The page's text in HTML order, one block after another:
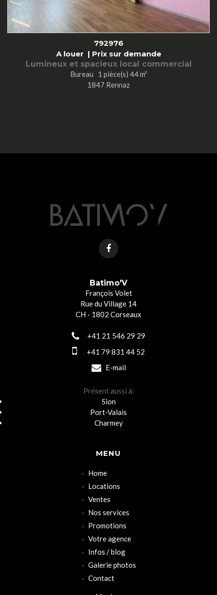
792976
A louer | Prix sur demande
Lumineux et spacieux local commercial
Bureau 1 pièce(s) 44 m²
1847 Rennaz
MENU
Home
Locations
Ventes
Nos services
Promotions
Votre agence
Infos / blog
Galerie photos
Contact
Batimo'V
François Volet
Rue du Village 14
CH - 1802 Corseaux
+41 21 546 29 29
+41 79 831 44 52
E-mail
Présent aussi à:
Sion
Port-Valais
Charmey